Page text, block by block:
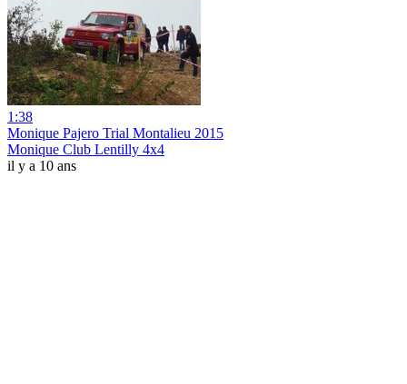
1:38
Monique Pajero Trial Montalieu 2015
Monique Club Lentilly 4x4
il y a 10 ans